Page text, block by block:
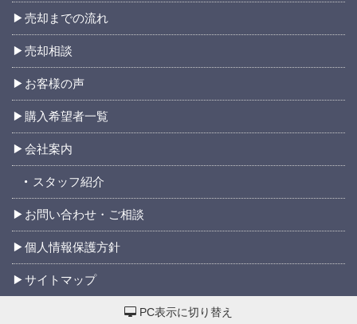
売却までの流れ
売却相談
お客様の声
購入希望者一覧
会社案内
スタッフ紹介
お問い合わせ・ご相談
個人情報保護方針
サイトマップ
PC表示に切り替え